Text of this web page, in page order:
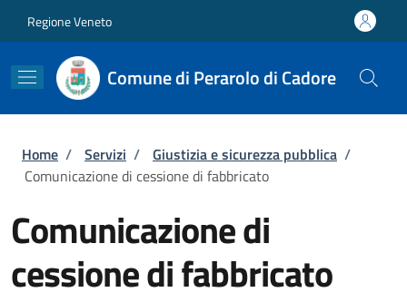
Regione Veneto
Comune di Perarolo di Cadore
Briciole di pane
Home / Servizi / Giustizia e sicurezza pubblica /
Comunicazione di cessione di fabbricato
Comunicazione di
cessione di fabbricato